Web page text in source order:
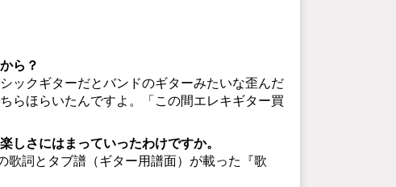
ら？
ックギターだとバンドのギターみたいな歪んだ
らほらいたんですよ。「この間エレキギター買
さにはまっていったわけですか。
詞とタブ譜（ギター用譜面）が載った『歌